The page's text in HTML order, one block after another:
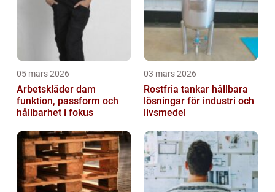
05 mars 2026
Arbetskläder dam
funktion, passform och
hållbarhet i fokus
03 mars 2026
Rostfria tankar hållbara
lösningar för industri och
livsmedel